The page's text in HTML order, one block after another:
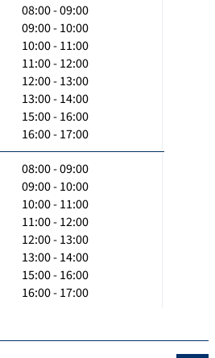
08:00 - 09:00
09:00 - 10:00
10:00 - 11:00
11:00 - 12:00
12:00 - 13:00
13:00 - 14:00
15:00 - 16:00
16:00 - 17:00
08:00 - 09:00
09:00 - 10:00
10:00 - 11:00
11:00 - 12:00
12:00 - 13:00
13:00 - 14:00
15:00 - 16:00
16:00 - 17:00